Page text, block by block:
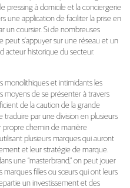
pressing à domicile et la conciergerie
une application de faciliter la prise en
un coursier. Si de nombreuses
peut s’appuyer sur une réseau et un
acteur historique du secteur.
monolithiques et intimidants les
moyens de se présenter à travers
de la caution de la grande
traduire par une division en plusieurs
propre chemin de manière
plusieurs marques qui auront
et leur stratégie de marque.
une “masterbrand,” on peut jouer
marques filles ou sœurs qui ont leurs
un investissement et des